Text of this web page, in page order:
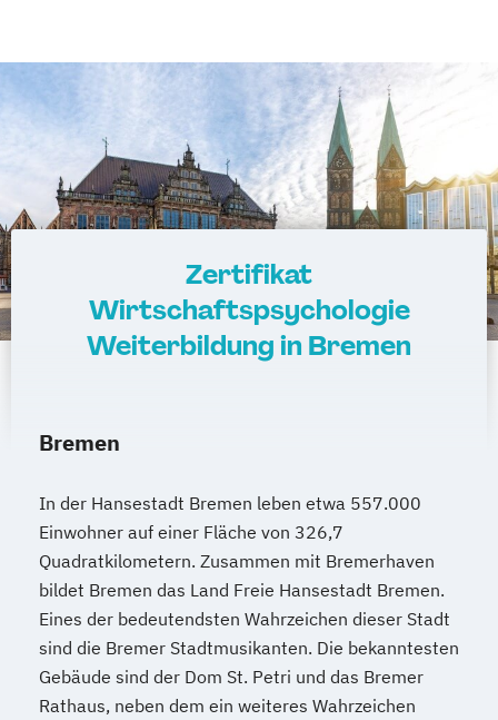
Zertifikat
Wirtschaftspsychologie
Weiterbildung in Bremen
Bremen
In der Hansestadt Bremen leben etwa 557.000
Einwohner auf einer Fläche von 326,7
Quadratkilometern. Zusammen mit Bremerhaven
bildet Bremen das Land Freie Hansestadt Bremen.
Eines der bedeutendsten Wahrzeichen dieser Stadt
sind die Bremer Stadtmusikanten. Die bekanntesten
Gebäude sind der Dom St. Petri und das Bremer
Rathaus, neben dem ein weiteres Wahrzeichen